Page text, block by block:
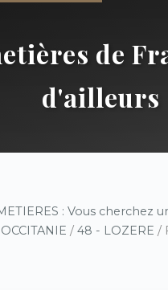
de
d'ailleurs
: Vous cherchez
OCCITANIE / 48 - LOZERE /